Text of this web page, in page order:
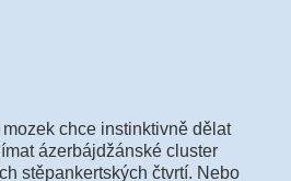
chce instinktivně dělat
ázerbájdžánské cluster
stěpankertských čtvrtí. Nebo